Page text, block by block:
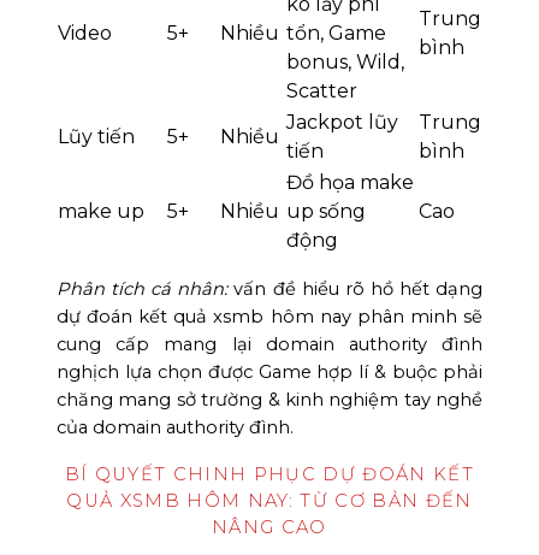
Video 5+ Nhiều
ko lấy phí
tổn, Game
bonus, Wild,
Scatter
Trung
bình
Lũy tiến 5+ Nhiều
Jackpot lũy
tiến
Trung
bình
make up 5+ Nhiều
Đồ họa make
up sống
động
Cao
Phân tích cá nhân:vấn đề hiểu rõ hồ hết dạng
dự đoán kết quả xsmb hôm nay phân minh sẽ
cung cấp mang lại domain authority đình
nghịch lựa chọn được Game hợp lí & buộc phải
chăng mang sở trường & kinh nghiệm tay nghề
của domain authority đình.
BÍ QUYẾT CHINH PHỤC DỰ ĐOÁN KẾT
QUẢ XSMB HÔM NAY: TỪ CƠ BẢN ĐẾN
NÂNG CAO